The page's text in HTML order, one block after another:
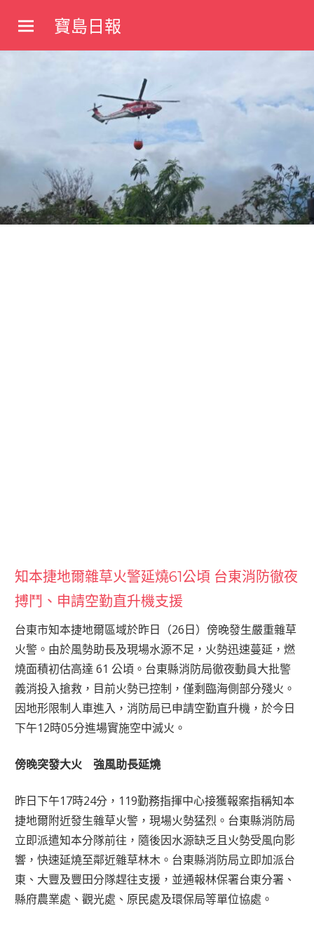
content
寶島日報
知本捷地爾雜草火警延燒61公頃 台東消防徹夜
搏鬥、申請空勤直升機支援
台東市知本捷地爾區域於昨日（26日）傍晚發生嚴重雜草
火警。由於風勢助長及現場水源不足，火勢迅速蔓延，燃
燒面積初估高達 61 公頃。台東縣消防局徹夜動員大批警
義消投入搶救，目前火勢已控制，僅剩臨海側部分殘火。
因地形限制人車進入，消防局已申請空勤直升機，於今日
下午12時05分進場實施空中滅火。
傍晚突發大火 強風助長延燒
昨日下午17時24分，119勤務指揮中心接獲報案指稱知本
捷地爾附近發生雜草火警，現場火勢猛烈。台東縣消防局
立即派遣知本分隊前往，隨後因水源缺乏且火勢受風向影
響，快速延燒至鄰近雜草林木。台東縣消防局立即加派台
東、大豐及豐田分隊趕往支援，並通報林保署台東分署、
縣府農業處、觀光處、原民處及環保局等單位協處。